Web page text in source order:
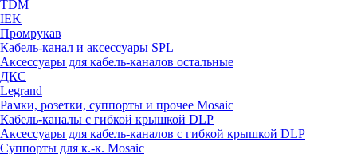
TDM
IEK
Промрукав
Кабель-канал и аксессуары SPL
Аксессуары для кабель-каналов остальные
ДКС
Legrand
Рамки, розетки, суппорты и прочее Mosaic
Кабель-каналы с гибкой крышкой DLP
Аксессуары для кабель-каналов с гибкой крышкой DLP
Суппорты для к.-к. Mosaic